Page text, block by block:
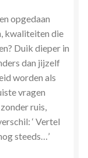
opgedaan
kwaliteiten die
Duik dieper in
dan jijzelf
worden als
vragen
ruis,
‘ Vertel
steeds…’